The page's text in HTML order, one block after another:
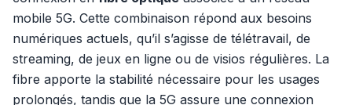
mobile 5G. Cette combinaison répond aux besoins
numériques actuels, qu’il s’agisse de télétravail, de
streaming, de jeux en ligne ou de visios régulières. La
fibre apporte la stabilité nécessaire pour les usages
prolongés, tandis que la 5G assure une connexion